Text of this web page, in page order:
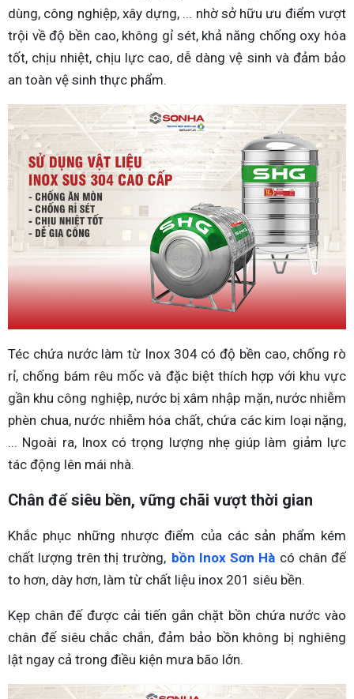
dùng, công nghiệp, xây dựng, ... nhờ sở hữu ưu điểm vượt
trội về độ bền cao, không gỉ sét, khả năng chống oxy hóa
tốt, chịu nhiệt, chịu lực cao, dễ dàng vệ sinh và đảm bảo
an toàn vệ sinh thực phẩm.
Téc chứa nước làm từ Inox 304 có độ bền cao, chống rò
rỉ, chống bám rêu mốc và đặc biệt thích hợp với khu vực
gần khu công nghiệp, nước bị xâm nhập mặn, nước nhiễm
phèn chua, nước nhiễm hóa chất, chứa các kim loại nặng,
... Ngoài ra, Inox có trọng lượng nhẹ giúp làm giảm lực
tác động lên mái nhà.
Chân đế siêu bền, vững chãi vượt thời gian
Khắc phục những nhược điểm của các sản phẩm kém
chất lượng trên thị trường, bồn Inox Sơn Hà có chân đế
to hơn, dày hơn, làm từ chất liệu inox 201 siêu bền.
Kẹp chân đế được cải tiến gắn chặt bồn chứa nước vào
chân đế siêu chắc chắn, đảm bảo bồn không bị nghiêng
lật ngay cả trong điều kiện mưa bão lớn.